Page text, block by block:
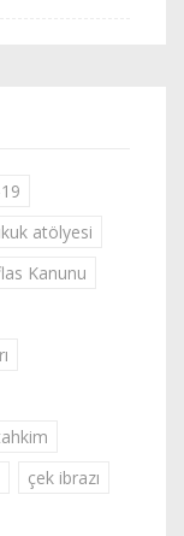
atölyesi
Kanunu
çek ibrazı